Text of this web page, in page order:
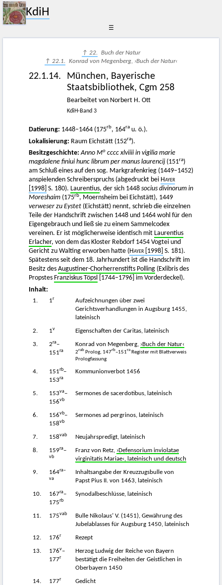
KdiH
☰
↑ 22. Buch der Natur
↑ 22.1. Konrad von Megenberg, ›Buch der Natur‹
22.1.14.
München, Bayerische
Staatsbibliothek, Cgm 258
Bearbeitet von Norbert H. Ott
KdiH-Band 3
Datierung: 1448–1464 (175rb, 164ra u. ö.).
Lokalisierung: Raum Eichstätt (152ra).
Besitzgeschichte: Anno Mo cccc xlviiii in vigilia marie
magdalene finiui hunc librum per manus laurencij (151ra)
am Schluß eines auf den sog. Markgrafenkrieg (1449–1452)
anspielenden Schreiberspruchs (abgedruckt bei Hayer
[1998] S. 180). Laurentius, der sich 1448 socius divinorum in
Moreshaim (175rb, Moernsheim bei Eichstätt), 1449
verweser zu Eystet (Eichstätt) nennt, schrieb die einzelnen
Teile der Handschrift zwischen 1448 und 1464 wohl für den
Eigengebrauch und ließ sie zu einem Sammelcodex
vereinen. Er ist möglicherweise identisch mit Laurentius
Erlacher, von dem das Kloster Rebdorf 1454 Vogtei und
Gericht zu Walting erworben hatte (Hayer [1998] S. 181).
Spätestens seit dem 18. Jahrhundert ist die Handschrift im
Besitz des Augustiner-Chorherrenstifts Polling (Exlibris des
Propstes Franziskus Töpsl [1744–1796] im Vorderdeckel).
Inhalt:
1. 1r
Aufzeichnungen über zwei
Gerichtsverhandlungen in Augsburg 1455,
lateinisch
2. 1v Eigenschaften der Caritas, lateinisch
3. 2ra–
151ra
Konrad von Megenberg, ›Buch der Natur‹
2rab Prolog, 147rb–151ra Register mit Blattverweis
Prologfassung
4. 151rb–
153ra
Kommunionverbot 1456
5. 153va–
156vb
Sermones de sacerdotibus, lateinisch
6. 156vb–
158vb
Sermones ad pergrinos, lateinisch
7. 158vab Neujahrspredigt, lateinisch
8. 159ra–
vb
Franz von Retz, ›Defensorium inviolatae
virginitatis Mariae‹, lateinisch und deutsch
9. 164ra–
va
Inhaltsangabe der Kreuzzugsbulle von
Papst Pius II. von 1463, lateinisch
10. 167ra–
175rb
Synodalbeschlüsse, lateinisch
11. 175vab
Bulle Nikolaus’ V. (1451), Gewährung des
Jubelablasses für Augsburg 1450, lateinisch
12. 176r Rezept
13. 176v–
177r
Herzog Ludwig der Reiche von Bayern
bestätigt die Freiheiten der Geistlichen in
Oberbayern 1450
14. 177r Gedicht